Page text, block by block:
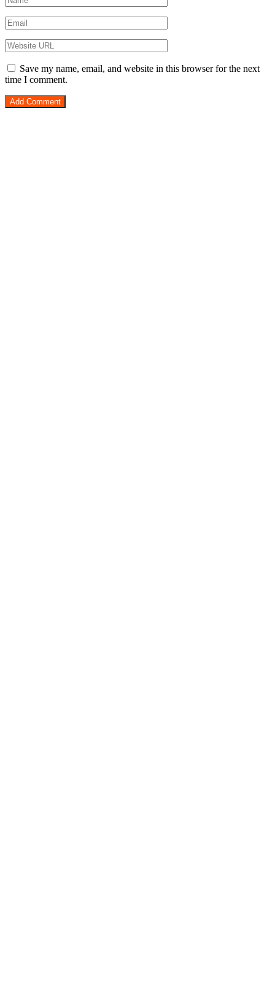
Save my name, email, and website in this browser for the next
time I comment.